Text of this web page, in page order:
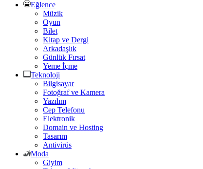
Eğlence
Müzik
Oyun
Bilet
Kitap ve Dergi
Arkadaşlık
Günlük Fırsat
Yeme İçme
Teknoloji
Bilgisayar
Fotoğraf ve Kamera
Yazılım
Cep Telefonu
Elektronik
Domain ve Hosting
Tasarım
Antivirüs
Moda
Giyim